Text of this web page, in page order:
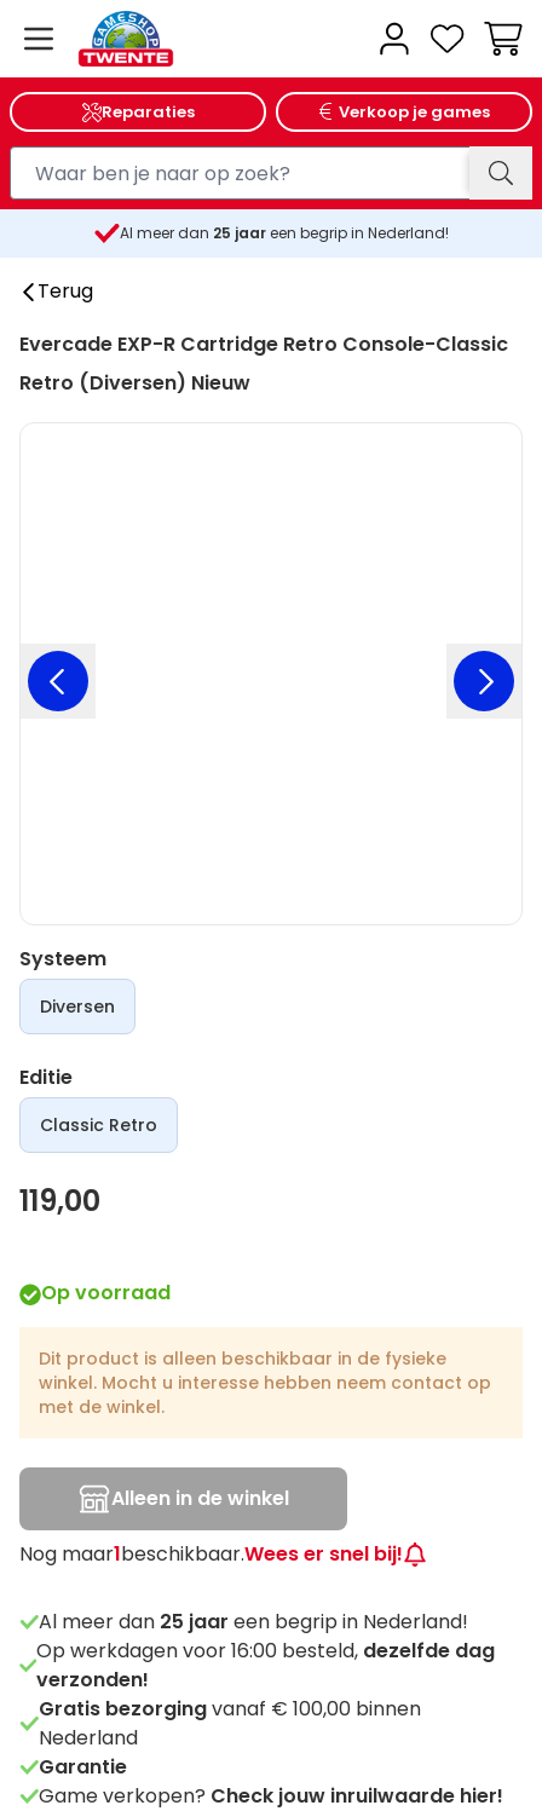
Reparaties Verkoop je games
Al meer dan 25 jaareen begrip in Nederland!
Terug
Evercade EXP-R Cartridge Retro Console-Classic
Retro (Diversen) Nieuw
Systeem
Diversen
Editie
Classic Retro
119,00
Op voorraad
Dit product is alleen beschikbaar in de fysieke
winkel. Mocht u interesse hebben neem contact op
met de winkel.
Alleen in de winkel
Nog maar1beschikbaar.Wees er snel bij!
Al meer dan 25 jaar een begrip in Nederland!
Op werkdagen voor 16:00 besteld, dezelfde dag
verzonden!
Gratis bezorgingvanaf € 100,00 binnen
Nederland
Garantie
Game verkopen? Check jouw inruilwaarde hier!